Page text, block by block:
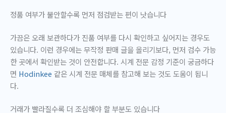
정품 여부가 불안할수록 먼저 점검받는 편이 낫습니다
가끔은 오래 보관하다가 진품 여부를 다시 확인하고 싶어지는 경우도
있습니다. 이런 경우에는 무작정 판매 글을 올리기보다, 먼저 검수 가능
한 곳에서 확인받는 것이 안전합니다. 시계 전문 감정 기준이 궁금하다
면 Hodinkee 같은 시계 전문 매체를 참고해 보는 것도 도움이 됩니
다.
거래가 빨라질수록 더 조심해야 할 부분도 있습니다